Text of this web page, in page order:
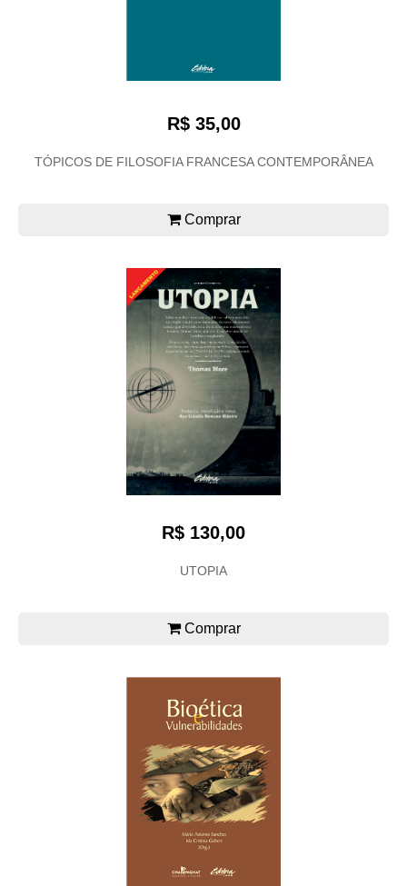
R$ 35,00
TÓPICOS DE FILOSOFIA FRANCESA CONTEMPORÂNEA
Comprar
R$ 130,00
UTOPIA
Comprar